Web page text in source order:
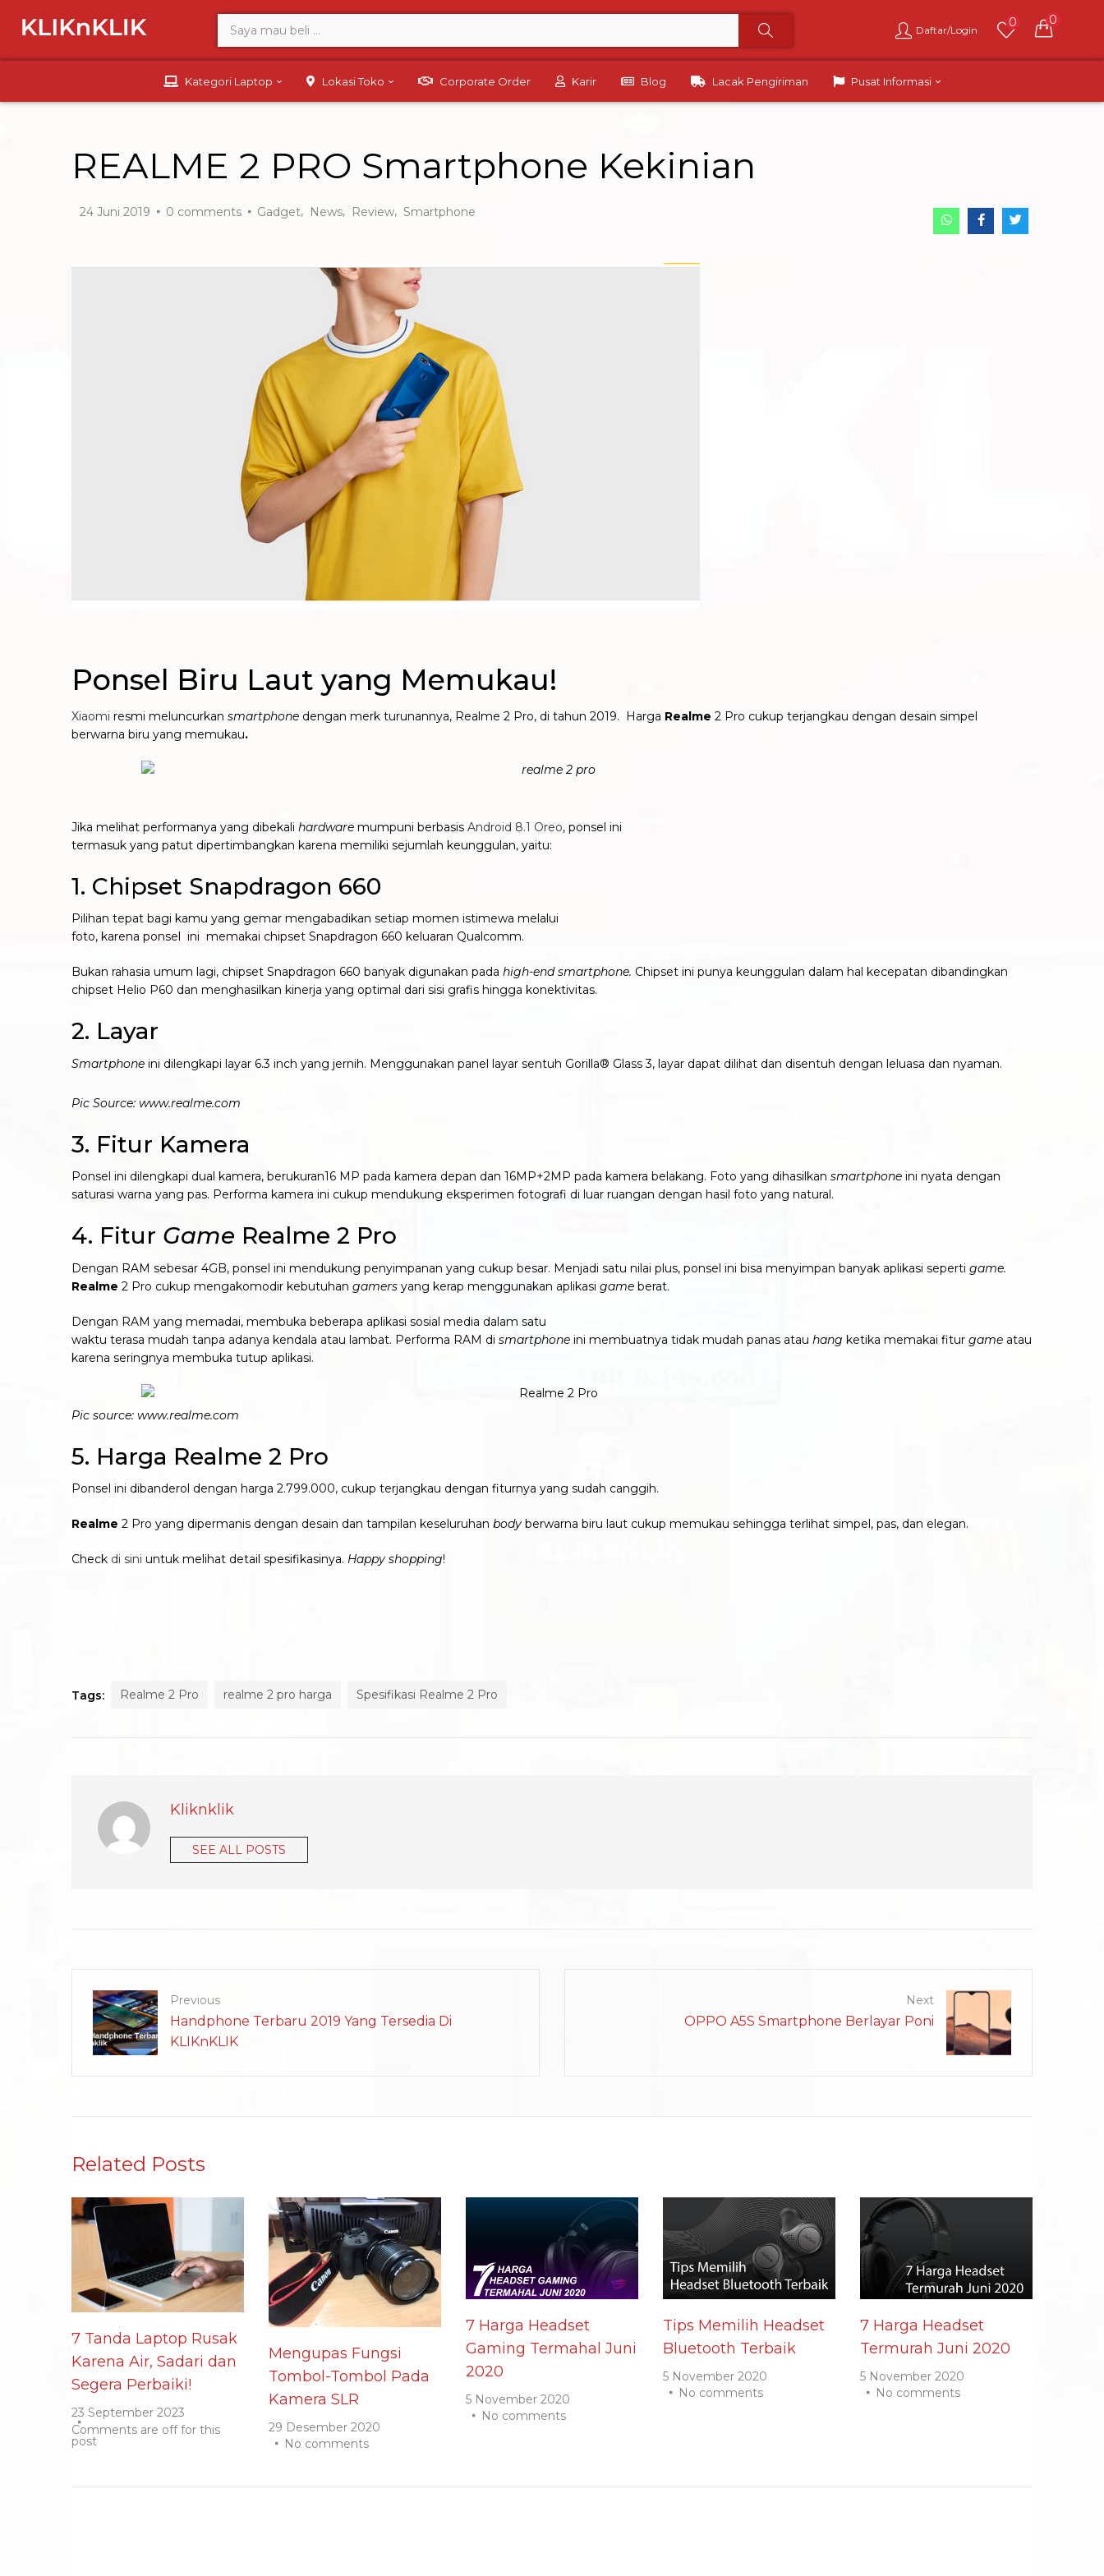
Daftar/Login
0 0
Kategori Laptop Lokasi Toko Corporate Order Karir Blog Lacak Pengiriman Pusat Informasi
REALME 2 PRO Smartphone Kekinian
24 Juni 2019 0 comments Gadget, News, Review, Smartphone
Ponsel Biru Laut yang Memukau!
Xiaomi resmi meluncurkan smartphone dengan merk turunannya, Realme 2 Pro, di tahun 2019. Harga Realme 2 Pro cukup terjangkau dengan desain simpel
berwarna biru yang memukau.
Jika melihat performanya yang dibekali hardware mumpuni berbasis Android 8.1 Oreo, ponsel ini
termasuk yang patut dipertimbangkan karena memiliki sejumlah keunggulan, yaitu:
1. Chipset Snapdragon 660
Pilihan tepat bagi kamu yang gemar mengabadikan setiap momen istimewa melalui
foto, karena ponsel ini memakai chipset Snapdragon 660 keluaran Qualcomm.
Bukan rahasia umum lagi, chipset Snapdragon 660 banyak digunakan pada high-end smartphone. Chipset ini punya keunggulan dalam hal kecepatan dibandingkan
chipset Helio P60 dan menghasilkan kinerja yang optimal dari sisi grafis hingga konektivitas.
2. Layar
Smartphone ini dilengkapi layar 6.3 inch yang jernih. Menggunakan panel layar sentuh Gorilla® Glass 3, layar dapat dilihat dan disentuh dengan leluasa dan nyaman.
Pic Source: www.realme.com
3. Fitur Kamera
Ponsel ini dilengkapi dual kamera, berukuran16 MP pada kamera depan dan 16MP+2MP pada kamera belakang. Foto yang dihasilkan smartphone ini nyata dengan
saturasi warna yang pas. Performa kamera ini cukup mendukung eksperimen fotografi di luar ruangan dengan hasil foto yang natural.
4. Fitur Game Realme 2 Pro
Dengan RAM sebesar 4GB, ponsel ini mendukung penyimpanan yang cukup besar. Menjadi satu nilai plus, ponsel ini bisa menyimpan banyak aplikasi seperti game.
Realme 2 Pro cukup mengakomodir kebutuhan gamers yang kerap menggunakan aplikasi game berat.
Dengan RAM yang memadai, membuka beberapa aplikasi sosial media dalam satu
waktu terasa mudah tanpa adanya kendala atau lambat. Performa RAM di smartphone ini membuatnya tidak mudah panas atau hang ketika memakai fitur game atau
karena seringnya membuka tutup aplikasi.
Pic source: www.realme.com
5. Harga Realme 2 Pro
Ponsel ini dibanderol dengan harga 2.799.000, cukup terjangkau dengan fiturnya yang sudah canggih.
Realme 2 Pro yang dipermanis dengan desain dan tampilan keseluruhan body berwarna biru laut cukup memukau sehingga terlihat simpel, pas, dan elegan.
Check di sini untuk melihat detail spesifikasinya. Happy shopping!
Tags: Realme 2 Pro realme 2 pro harga Spesifikasi Realme 2 Pro
Kliknklik
SEE ALL POSTS
Previous
Handphone Terbaru 2019 Yang Tersedia Di
KLIKnKLIK
Next
OPPO A5S Smartphone Berlayar Poni
Related Posts
7 Tanda Laptop Rusak
Karena Air, Sadari dan
Segera Perbaiki!
23 September 2023
Comments are off for this
post
Mengupas Fungsi
Tombol-Tombol Pada
Kamera SLR
29 Desember 2020
No comments
7 Harga Headset
Gaming Termahal Juni
2020
5 November 2020
No comments
Tips Memilih Headset
Bluetooth Terbaik
5 November 2020
No comments
7 Harga Headset
Termurah Juni 2020
5 November 2020
No comments